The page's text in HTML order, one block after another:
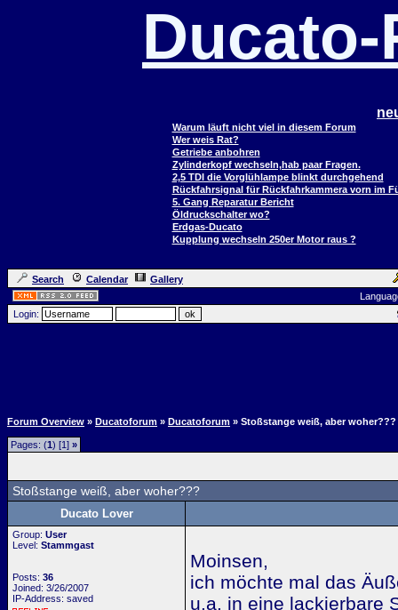
Warum läuft nicht viel in diesem Forum
Wer weis Rat?
Getriebe anbohren
Zylinderkopf wechseln,hab paar Fragen.
2,5 TDI die Vorglühlampe blinkt durchgehend
Rückfahrsignal für Rückfahrkammera vorn im
5. Gang Reparatur Bericht
Öldruckschalter wo?
Erdgas-Ducato
Kupplung wechseln 250er Motor raus ?
Search Calendar
Gallery
Login:
Forum Overview » Ducatoforum » Ducatoforum » Stoßstange weiß, aber woher???
Pages: (1) [1] »
Stoßstange weiß, aber woher???
Ducato Lover
Group: User
Level: Stammgast
Posts: 36
Joined: 3/26/2007
IP-Address: saved
Moinsen,
ich möchte mal das
u.a. in eine lackierbare